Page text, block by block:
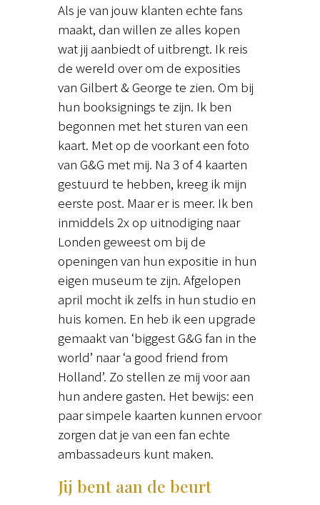
Als je van jouw klanten echte fans
maakt, dan willen ze alles kopen
wat jij aanbiedt of uitbrengt. Ik reis
de wereld over om de exposities
van Gilbert & George te zien. Om bij
hun booksignings te zijn. Ik ben
begonnen met het sturen van een
kaart. Met op de voorkant een foto
van G&G met mij. Na 3 of 4 kaarten
gestuurd te hebben, kreeg ik mijn
eerste post. Maar er is meer. Ik ben
inmiddels 2x op uitnodiging naar
Londen geweest om bij de
openingen van hun expositie in hun
eigen museum te zijn. Afgelopen
april mocht ik zelfs in hun studio en
huis komen. En heb ik een upgrade
gemaakt van ‘biggest G&G fan in the
world’ naar ‘a good friend from
Holland’. Zo stellen ze mij voor aan
hun andere gasten. Het bewijs: een
paar simpele kaarten kunnen ervoor
zorgen dat je van een fan echte
ambassadeurs kunt maken.
Jij bent aan de beurt